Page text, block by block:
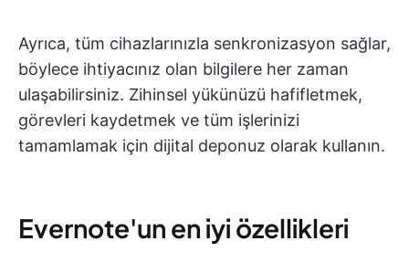
Ayrıca, tüm cihazlarınızla senkronizasyon sağlar,
böylece ihtiyacınız olan bilgilere her zaman
ulaşabilirsiniz. Zihinsel yükünüzü hafifletmek,
görevleri kaydetmek ve tüm işlerinizi
tamamlamak için dijital deponuz olarak kullanın.
Evernote'un en iyi özellikleri